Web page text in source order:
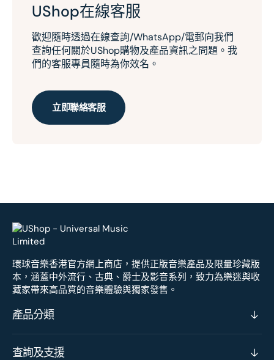
UShop在線客服
歡迎隨時透過在線查詢/WhatsApp/電郵向我們
查詢任何關於UShop購物及產品資訊之問題。我
們的客服專員隨時為你效名。
立即聯絡客服
環球音樂香港官方網上商店，提供正版音樂產品及限量珍藏版
本，涵蓋中外流行、古典、爵士及影音系列，致力為樂迷與收
藏家帶來高品質的音樂體驗與獨家發售。
產品分類
查詢及支援